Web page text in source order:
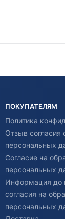
ПОКУПАТЕЛЯМ
Политика
Отзыв согласия
персональных
Согласие на
персональных
Информация до
согласия на
персональных